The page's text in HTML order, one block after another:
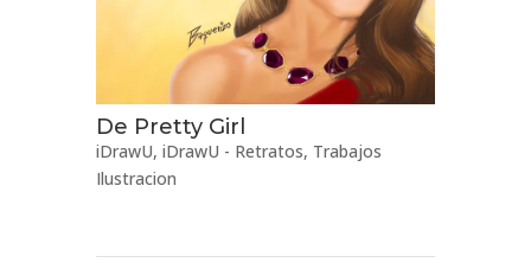
De Pretty Girl
iDrawU, iDrawU - Retratos, Trabajos
Ilustracion